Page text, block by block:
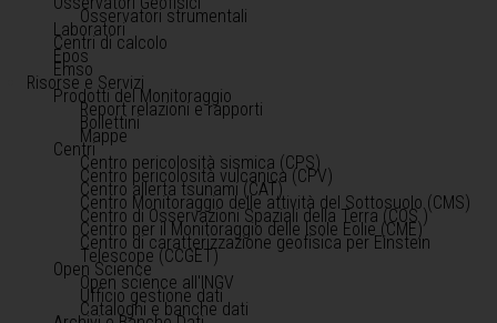
Osservatori strumentali
Laboratori
Centri di calcolo
Epos
Emso
Risorse e Servizi
Prodotti del Monitoraggio
Report relazioni e rapporti
Bollettini
Mappe
Centri
Centro pericolosità sismica (CPS)
Centro pericolosità vulcanica (CPV)
Centro allerta tsunami (CAT)
Centro Monitoraggio delle attività del Sottosuolo (CMS)
Centro di Osservazioni Spaziali della Terra (COS )
Centro per il Monitoraggio delle Isole Eolie (CME)
Centro di caratterizzazione geofisica per Einstein
Telescope (CCGET)
Open Science
Open science all'INGV
Ufficio gestione dati
Cataloghi e banche dati